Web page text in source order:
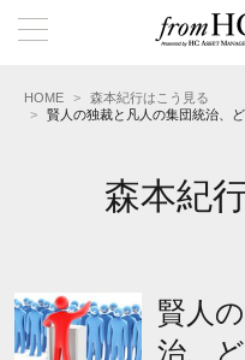
HOME
森本紀行はこう見る
賢人の独裁と凡人の集団統治、
森本紀
賢人
治、